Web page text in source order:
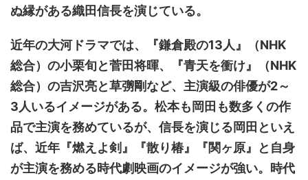
ぬ縁がある織田信長を演じている。
近年の大河ドラマでは、『鎌倉殿の13人』（NHK
総合）の小栗旬と菅田将暉、『青天を衝け』（NHK
総合）の吉沢亮と草彅剛など、主演級の俳優が2～
3人いるイメージがある。松本も岡田も数多くの作
品で主演を務めているが、信長を演じる岡田といえ
ば、近年『燃えよ剣』『散り椿』『関ヶ原』と自身
が主演を務める時代劇映画のイメージが強い。時代